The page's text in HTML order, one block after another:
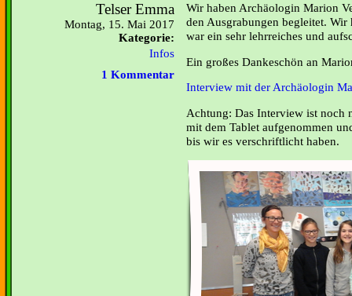
Telser Emma
Montag, 15. Mai 2017
Kategorie:
Infos
1 Kommentar
Wir haben Archäologin Marion
den Ausgrabungen begleitet.
war ein sehr lehrreiches und
Ein großes Dankeschön an
Interview mit der Archäologin
Achtung: Das Interview ist noch
mit dem Tablet aufgenommen
bis wir es verschriftlicht haben.